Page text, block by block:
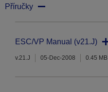
Příručky
ESC/VP Manual (v21.J)
v.21.J 05-Dec-2008 0.45 MB